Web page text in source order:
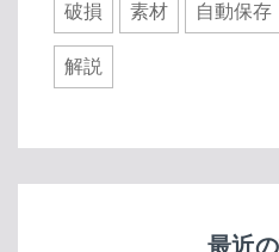
破損 素材 自動保存
解説
最近